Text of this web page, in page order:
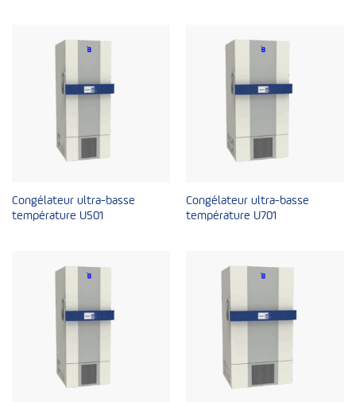
Congélateur ultra-basse
température U501
Congélateur ultra-basse
température U701